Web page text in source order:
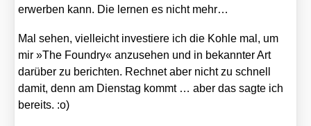
erwer­ben kann. Die ler­nen es nicht mehr…
Mal sehen, viel­leicht inves­tie­re ich die Koh­le mal, um
mir »The Foundry« anzu­se­hen und in bekann­ter Art
dar­über zu berich­ten. Rech­net aber nicht zu schnell
damit, denn am Diens­tag kommt … aber das sag­te ich
bereits. :o)